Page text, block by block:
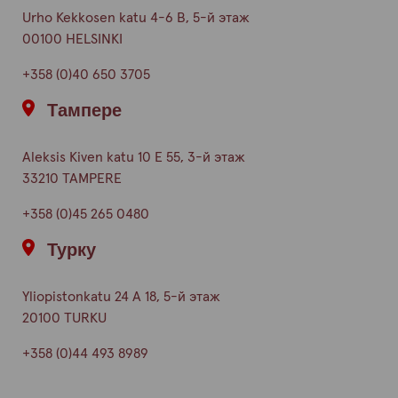
Urho Kekkosen katu 4-6 B, 5-й этаж
00100 HELSINKI
+358 (0)40 650 3705
Тампере
Aleksis Kiven katu 10 E 55, 3-й этаж
33210 TAMPERE
+358 (0)45 265 0480
Турку
Yliopistonkatu 24 A 18, 5-й этаж
20100 TURKU
+358 (0)44 493 8989